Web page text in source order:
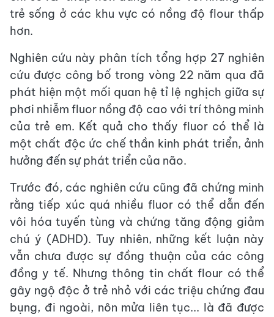
trẻ sống ở các khu vực có nồng độ flour thấp
hơn.
Nghiên cứu này phân tích tổng hợp 27 nghiên
cứu được công bố trong vòng 22 năm qua đã
phát hiện một mối quan hệ tỉ lệ nghịch giữa sự
phơi nhiễm fluor nồng độ cao với trí thông minh
của trẻ em. Kết quả cho thấy fluor có thể là
một chất độc ức chế thần kinh phát triển, ảnh
hưởng đến sự phát triển của não.
Trước đó, các nghiên cứu cũng đã chứng minh
rằng tiếp xúc quá nhiều fluor có thể dẫn đến
vôi hóa tuyến tùng và chứng tăng động giảm
chú ý (ADHD). Tuy nhiên, những kết luận này
vẫn chưa được sự đồng thuận của các công
đồng y tế. Nhưng thông tin chất flour có thể
gây ngộ độc ở trẻ nhỏ với các triệu chứng đau
bụng, đi ngoài, nôn mửa liên tục... là đã được